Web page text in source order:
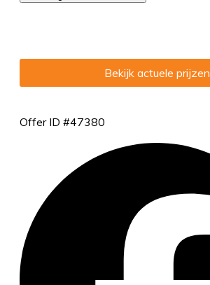
Bekijk actuele prijzen
Offer ID #47380